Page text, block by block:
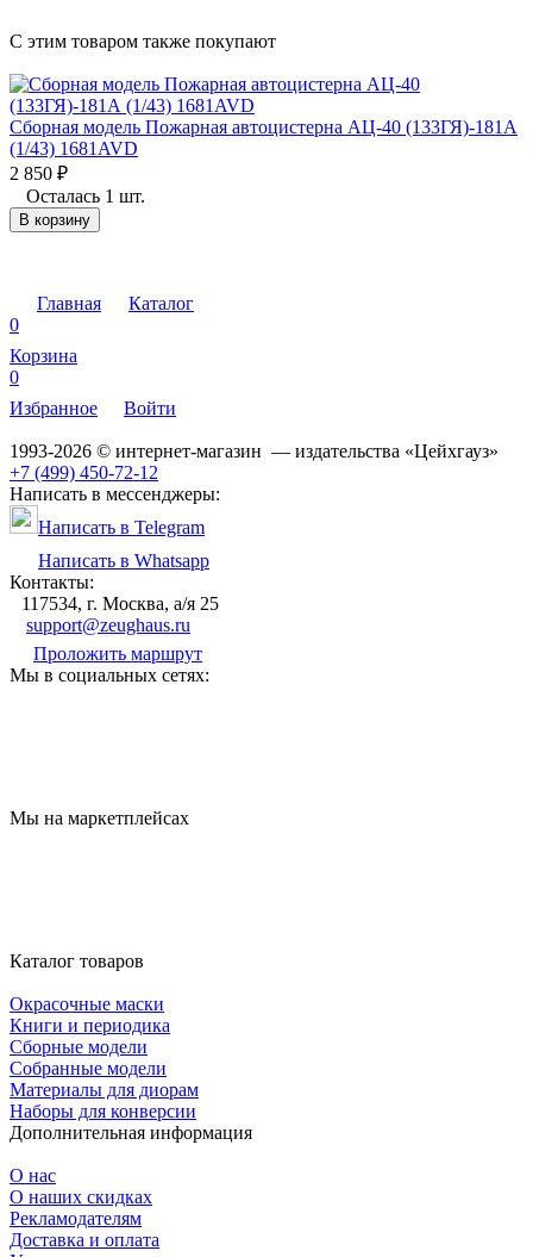
C этим товаром также покупают
Сборная модель Пожарная автоцистерна АЦ-40 (133ГЯ)-181А
(1/43) 1681AVD
2 850 ₽
Осталась 1 шт.
В корзину
Главная
Каталог
0
Корзина
0
Избранное
Войти
1993-2026 © интернет-магазин — издательства «Цейхгауз»
+7 (499) 450-72-12
Написать в мессенджеры:
Написать в Telegram
Написать в Whatsapp
Контакты:
117534, г. Москва, а/я 25
support@zeughaus.ru
Проложить маршрут
Мы в социальных сетях:
Мы на маркетплейсах
Каталог товаров
Окрасочные маски
Книги и периодика
Сборные модели
Собранные модели
Материалы для диорам
Наборы для конверсии
Дополнительная информация
О нас
О наших скидках
Рекламодателям
Доставка и оплата